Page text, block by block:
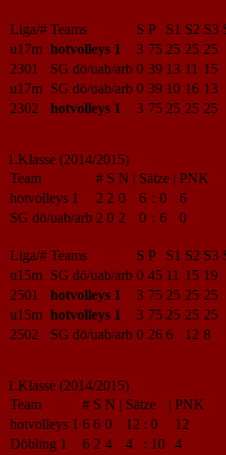
Liga/# Teams S P S1 S2 S3
u17m hotvolleys 1 3 75 25 25 25
2301
SG dö/uab/arb 0 39 13 11 15
u17m SG dö/uab/arb 0 39 10 16 13
2302
hotvolleys 1 3 75 25 25 25
1.Klasse (2014/2015)
Team
# S N | Sätze | PNK
hotvolleys 1
2 2 0 6 : 0
6
SG dö/uab/arb 2 0 2 0 : 6 0
Liga/# Teams S P S1 S2 S3
u15m SG dö/uab/arb 0 45 11 15 19
2501
hotvolleys 1 3 75 25 25 25
u15m hotvolleys 1 3 75 25 25 25
2502
SG dö/uab/arb 0 26 6 12 8
1.Klasse (2014/2015)
Team
# S N | Sätze | PNK
hotvolleys 1 6 6 0 12 : 0
12
Döbling 1
6 2 4 4 : 10
4